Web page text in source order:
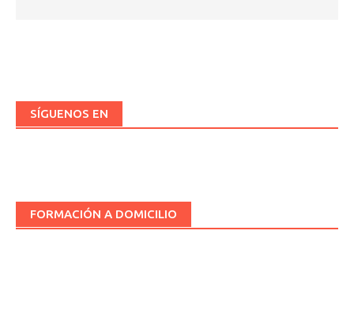
SÍGUENOS EN
FORMACIÓN A DOMICILIO